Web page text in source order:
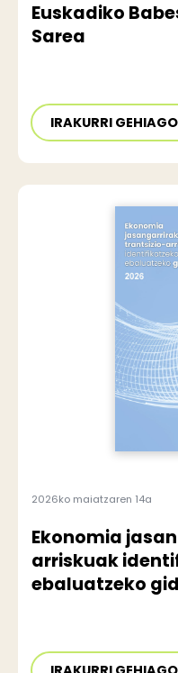
Euskadiko
Sarea
IRAKURRI GEHIAGO
2026ko maiatzaren 14a
Ekonomia
arriskuak
ebaluatzeko